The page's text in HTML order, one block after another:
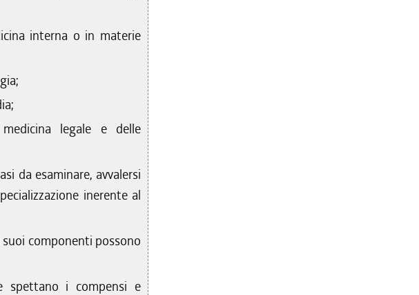
interna o in materie
legale e delle
da esaminare, avvalersi
inerente al
suoi componenti possono
spettano i compensi e